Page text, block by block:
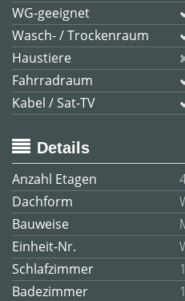
WG-geeignet
Wasch- / Trockenraum
Haustiere
Fahrradraum
Kabel / Sat-TV
Details
Anzahl Etagen
Dachform
Bauweise
Einheit-Nr.
Schlafzimmer
1
Badezimmer
1